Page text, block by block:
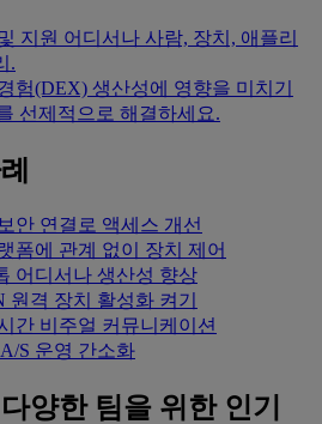
지원 어디서나 사람, 장치, 애플리
.
험(DEX) 생산성에 영향을 미치기
선제적으로 해결하세요.
보안 연결로 액세스 개선
폼에 관계 없이 장치 제어
어디서나 생산성 향상
원격 장치 활성화 켜기
간 비주얼 커뮤니케이션
A/S 운영 간소화
다양한 팀을 위한 인기